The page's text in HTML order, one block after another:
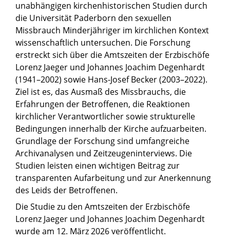
unabhängigen kirchenhistorischen Studien durch
die Universität Paderborn den sexuellen
Missbrauch Minderjähriger im kirchlichen Kontext
wissenschaftlich untersuchen. Die Forschung
erstreckt sich über die Amtszeiten der Erzbischöfe
Lorenz Jaeger und Johannes Joachim Degenhardt
(1941–2002) sowie Hans-Josef Becker (2003–2022).
Ziel ist es, das Ausmaß des Missbrauchs, die
Erfahrungen der Betroffenen, die Reaktionen
kirchlicher Verantwortlicher sowie strukturelle
Bedingungen innerhalb der Kirche aufzuarbeiten.
Grundlage der Forschung sind umfangreiche
Archivanalysen und Zeitzeugeninterviews. Die
Studien leisten einen wichtigen Beitrag zur
transparenten Aufarbeitung und zur Anerkennung
des Leids der Betroffenen.
Die Studie zu den Amtszeiten der Erzbischöfe
Lorenz Jaeger und Johannes Joachim Degenhardt
wurde am 12. März 2026 veröffentlicht.